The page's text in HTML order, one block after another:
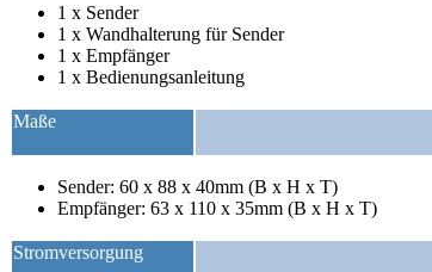
1 x Sender
1 x Wandhalterung für Sender
1 x Empfänger
1 x Bedienungsanleitung
Maße
Sender: 60 x 88 x 40mm (B x H x T)
Empfänger: 63 x 110 x 35mm (B x H x T)
Stromversorgung